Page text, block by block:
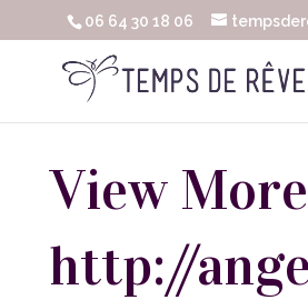
06 64 30 18 06
View
http://